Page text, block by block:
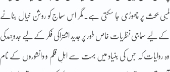
لمبی بحث پر چھوڑی جا سکتی ہے۔مگر اس سماج کو روشن خیال بنانے
کے لیے سماجی نظریات خاص طور پر جدید اشتراکی فکر کے لیے جدوجہدکی
وہ روایات کہ جس کی بنیاد میں بہت سے اہلِ قلم و دانشوروں کے نام